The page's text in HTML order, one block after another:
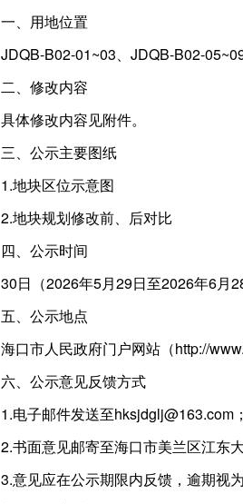
一、用地位置
JDQB-B02-01~03、JDQB-B02-
二、修改内容
具体修改内容见附件。
三、公示主要图纸
1.地块区位示意图
2.地块规划修改前、后对比
四、公示时间
30日（2026年5月29日至2026年6月
五、公示地点
海口市人民政府门户网站（http://
六、公示意见反馈方式
1.电子邮件发送至hksjdglj@163.com；
2.书面意见邮寄至海口市美兰区江东
3.意见应在公示期限内反馈，逾期视为